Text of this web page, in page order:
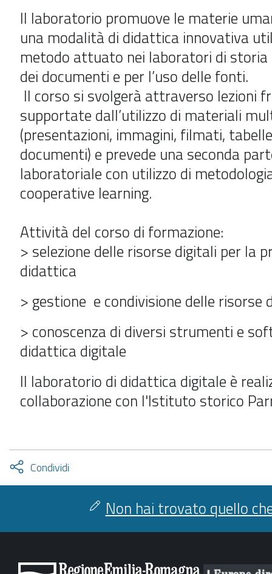
Il laboratorio promuove le materie
una modalità di didattica innovativa
metodo attuato nei laboratori di storia
dei documenti e per l’uso delle fonti.
Il corso si svolgerà attraverso lezioni
supportate dall’utilizzo di materiali
(presentazioni, immagini, filmati,
documenti) e prevede una seconda
laboratoriale con utilizzo di
cooperative learning.
Attività del corso di formazione:
> selezione delle risorse digitali per la
didattica
> gestione e condivisione delle risorse
> conoscenza di diversi strumenti e
didattica digitale
Il laboratorio di didattica digitale è
collaborazione con l'Istituto storico
Condividi
facebook
twitter
Attiva
condividi
Non hai trovato quello